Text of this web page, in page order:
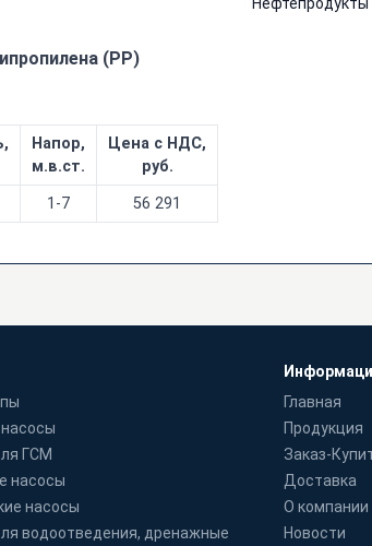
Нефтепродукты
(РР)
Напор,
м.в.ст.
Цена с НДС,
руб.
1-7 56 291
ГСМ
насосы
насосы
водоотведения, дренажные
Главная
Продукция
Заказ-
Доставка
О компании
Новости